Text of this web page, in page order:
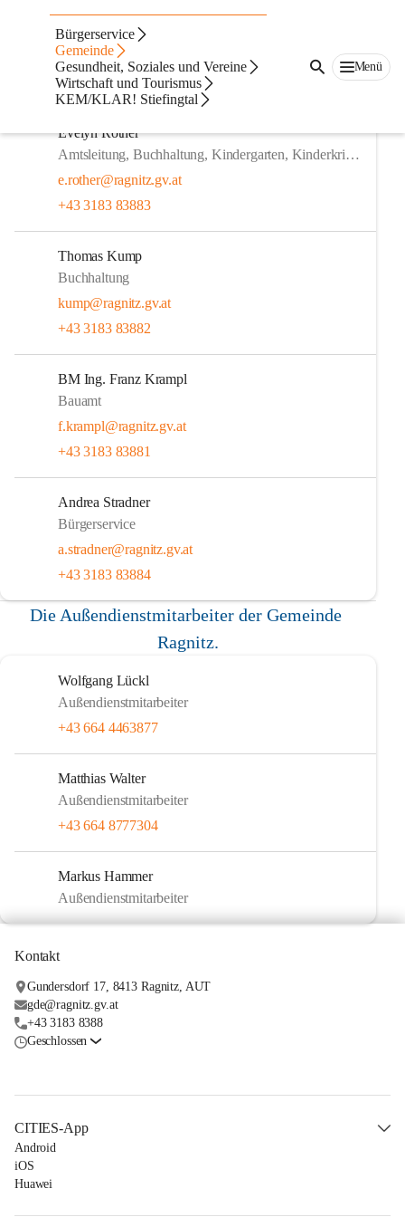
Bürgerservice
Gemeinde
Gesundheit, Soziales und Vereine
Wirtschaft und Tourismus
KEM/KLAR! Stiefingtal
Menü
Verwaltung &
Außendienst
Die Verwaltung von der Gemeinde Ragnitz.
Evelyn Rother
Amtsleitung, Buchhaltung, Kindergarten, Kinderkrippe
e.rother@ragnitz.gv.at
+43 3183 83883
Thomas Kump
Buchhaltung
kump@ragnitz.gv.at
+43 3183 83882
BM Ing. Franz Krampl
Bauamt
f.krampl@ragnitz.gv.at
+43 3183 83881
Andrea Stradner
Bürgerservice
a.stradner@ragnitz.gv.at
+43 3183 83884
Die Außendienstmitarbeiter der Gemeinde
Ragnitz.
Wolfgang Lückl
Außendienstmitarbeiter
+43 664 4463877
Matthias Walter
Außendienstmitarbeiter
+43 664 8777304
Markus Hammer
Außendienstmitarbeiter
Kontakt
Gundersdorf 17, 8413 Ragnitz, AUT
gde@ragnitz.gv.at
+43 3183 8388
Geschlossen
CITIES-App
Android
iOS
Huawei